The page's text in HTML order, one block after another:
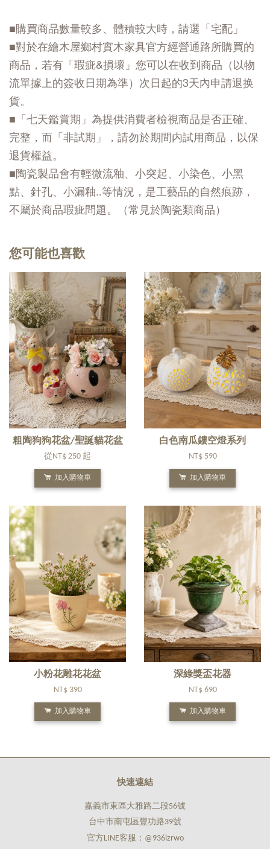
■購買商品數量較多、體積較大時，請選「宅配」
■對於在繪木屋鄉村實木家具官方經營通路所購買的
商品，若有「瑕疵&損壞」您可以在收到商品（以物
流單據上的簽收日期為準）次日起的3天內申請退换
貨。
■「七天鑑賞期」為提供消費者檢視商品是否正確、
完整，而「非試期」，請勿於期間内試用商品，以保
退貨權益。
■陶瓷製品會有輕微流釉、小突起、小染色、小黑
點、針孔、小漏釉..等情況，是工藝品的自然痕跡，
不屬於商品瑕疵問題。（常見於陶瓷類商品）
您可能也喜歡
粗陶狗狗花盆/聖誕貓花盆
從 NT$ 250 起
加入購物車
白色南瓜鏤空燈系列
NT$ 590
加入購物車
小粉花雕花花盆
NT$ 390
加入購物車
深綠獎盃花器
NT$ 690
加入購物車
快速連結
嘉義市東區大雅路二段56號
台中市南屯區豐功路39號
官方LINE客服：@936izrwo